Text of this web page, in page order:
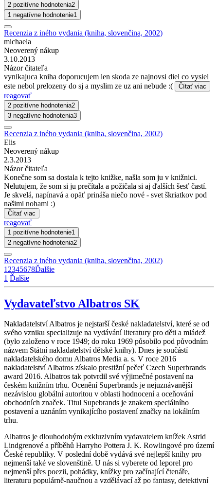
2 pozitívne hodnotenia2
1 negatívne hodnotenie1
Recenzia z iného vydania (kniha, slovenčina, 2002)
michaela
Neoverený nákup
3.10.2013
Názor čitateľa
vynikajuca kniha doporucujem len skoda ze najnovsi diel co vysiel
este nebol prelozeny do sj a myslim ze uz ani nebude :(
Čítať viac
reagovať
2 pozitívne hodnotenia2
3 negatívne hodnotenia3
Recenzia z iného vydania (kniha, slovenčina, 2002)
Elis
Neoverený nákup
2.3.2013
Názor čitateľa
Konečne som sa dostala k tejto knižke, našla som ju v knižnici.
Nelutujem, že som si ju prečítala a požičala si aj ďalších šesť častí.
Je skvelá, napínavá a opäť prináša niečo nové - svet škriatkov pod
našimi nohami :)
Čítať viac
reagovať
1 pozitívne hodnotenie1
2 negatívne hodnotenia2
Recenzia z iného vydania (kniha, slovenčina, 2002)
1 2345678Ďalšie
1 Ďalšie
Vydavateľstvo Albatros SK
Nakladatelství Albatros je nejstarší české nakladatelství, které se od
svého vzniku specializuje na vydávání literatury pro děti a mládež
(bylo založeno v roce 1949; do roku 1969 působilo pod původním
názvem Státní nakladatelství dětské knihy). Dnes je součástí
nakladatelského domu Albatros Media a. s. V roce 2016
nakladatelství Albatros získalo prestižní pečeť Czech Superbrands
award 2016. Albatros tak potvrdil své výjimečné postavení na
českém knižním trhu. Ocenění Superbrands je nejuznávanější
nezávislou globální autoritou v oblasti hodnocení a oceňování
obchodních značek. Titul Supebrands je znakem speciálního
postavení a uznáním vynikajícího postavení značky na lokálním
trhu.
Albatros je dlouhodobým exkluzivním vydavatelem knížek Astrid
Lindgrenové a příběhů Harryho Pottera J. K. Rowlingové pro území
České republiky. V poslední době vydává své nejlepší knihy pro
nejmenší také ve slovenštině. U nás si vyberete od leporel pro
nejmenší přes poezii, pohádky, knížky pro začínající čtenáře,
literaturu populárně-naučnou a vzdělávací až po fantasy, detektivní